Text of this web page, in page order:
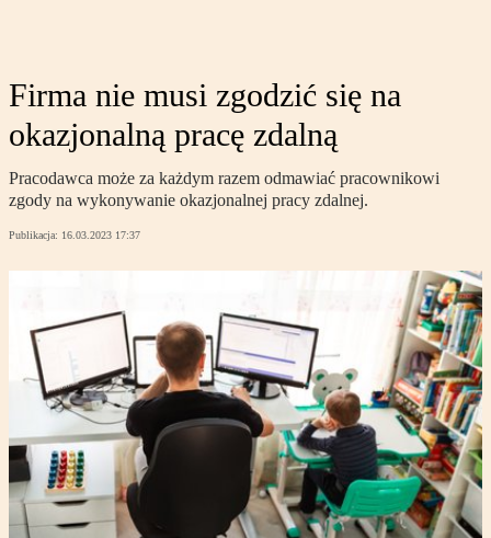
Firma nie musi zgodzić się na
okazjonalną pracę zdalną
Pracodawca może za każdym razem odmawiać pracownikowi
zgody na wykonywanie okazjonalnej pracy zdalnej.
Publikacja: 16.03.2023 17:37